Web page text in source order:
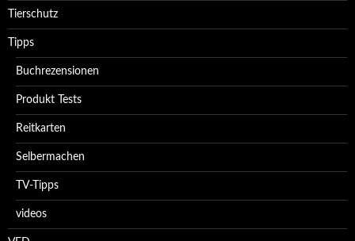
Tierschutz
Tipps
Buchrezensionen
Produkt Tests
Reitkarten
Selbermachen
TV-Tipps
videos